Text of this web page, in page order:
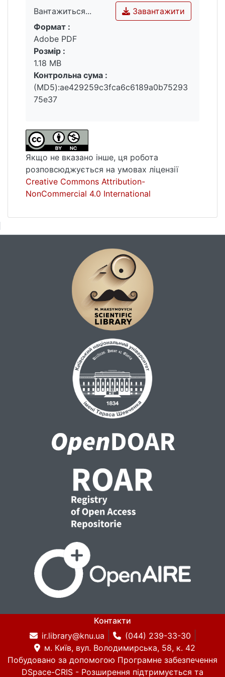
Вантажиться...
Вантажиться...
Завантажити
Формат :
Adobe PDF
Розмір :
1.18 MB
Контрольна сума :
(MD5):ae429259c3fca6c6189a0b75293
75e37
Якщо не вказано інше, ця робота
розповсюджується на умовах ліцензії
Creative Commons Attribution-
NonCommercial 4.0 International
Контакти
ir.library@knu.ua
(044) 239-33-30
м. Київ, вул. Володимирська, 58, к. 42
Побудовано за допомогою Програмне забезпечення
DSpace-CRIS - Розширення підтримується та